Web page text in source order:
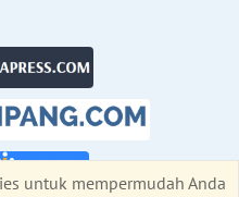
untuk mempermudah Anda